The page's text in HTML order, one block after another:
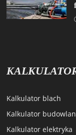
Kalkulator blach
Kalkulator
Kalkulator elektryka